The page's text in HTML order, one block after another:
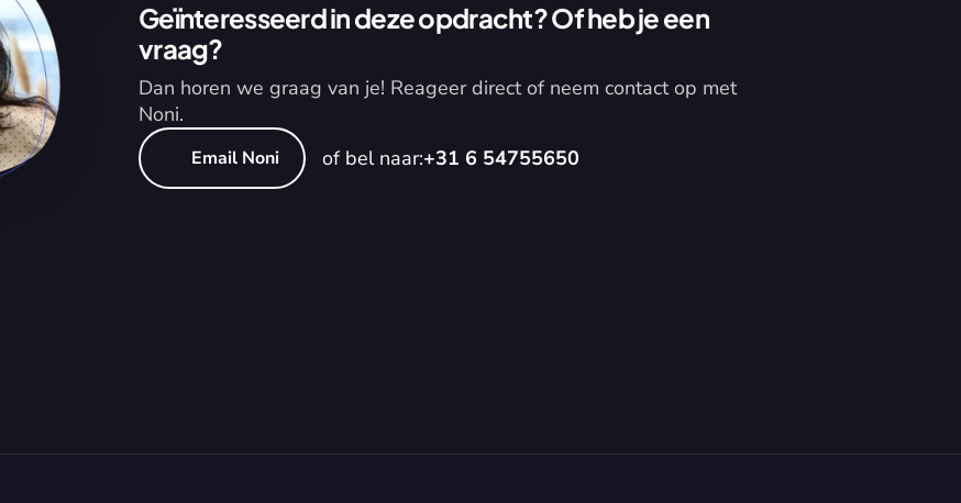
Geïnteresseerd in deze opdracht? Of heb je een
vraag?
Dan horen we graag van je! Reageer direct of neem contact op met
Noni.
Email Noni of bel naar:+31 6 54755650